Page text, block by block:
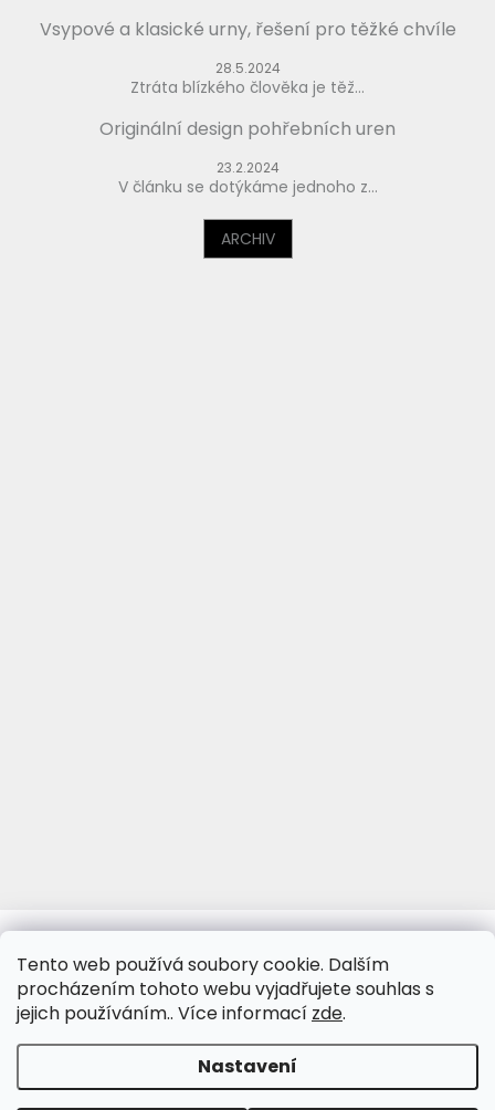
Tento web používá soubory cookie. Dalším
procházením tohoto webu vyjadřujete souhlas s
jejich používáním.. Více informací zde.
Nastavení
Vsypové a klasické urny, řešení pro těžké chvíle
28.5.2024
Ztráta blízkého člověka je těž...
Originální design pohřebních uren
23.2.2024
V článku se dotýkáme jednoho z...
ARCHIV
www.viva-fotoporcelan.cz www.vivaporcelan.cz
Vytvořil Shoptet